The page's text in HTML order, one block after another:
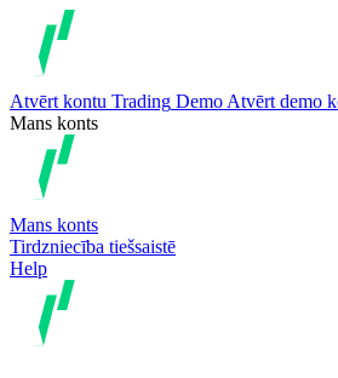
Atvērt kontu Trading Demo Atvērt demo
Mans konts
Mans konts
Tirdzniecība tiešsaistē
Help